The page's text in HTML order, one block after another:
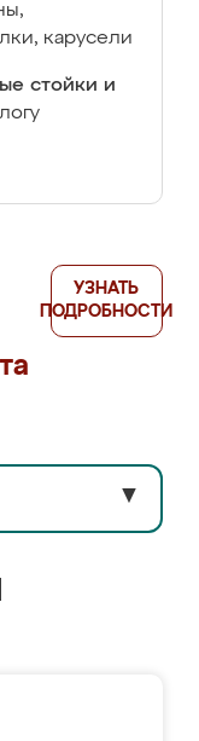
карусели
стойки и
УЗНАТЬ
ПОДРОБНОСТИ
▼